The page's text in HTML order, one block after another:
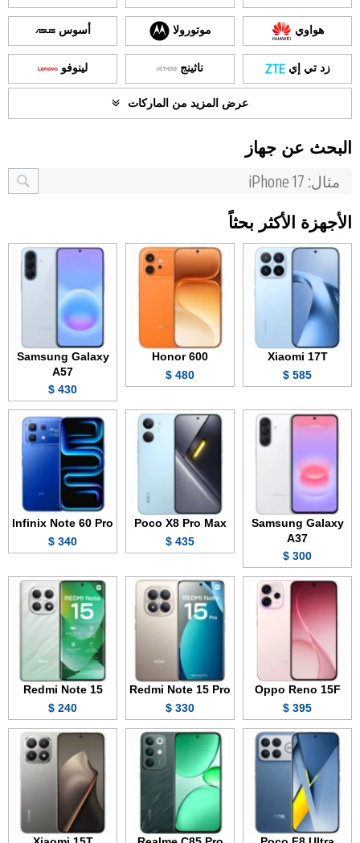
هواوي موتورولا أسوس
زد تي إي ناثينج لينوفو
عرض المزيد من الماركات
البحث عن جهاز
الأجهزة الأكثر بحثاً
Xiaomi 17T
585 $
Honor 600
480 $
Samsung Galaxy
A57
430 $
Samsung Galaxy
A37
300 $
Poco X8 Pro Max
435 $
Infinix Note 60 Pro
340 $
Oppo Reno 15F
395 $
Redmi Note 15 Pro
330 $
Redmi Note 15
240 $